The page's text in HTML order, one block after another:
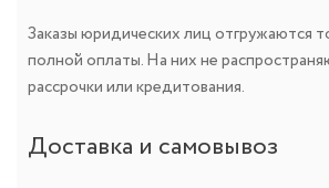
Заказы юридических лиц отгружаются
полной оплаты. На них не
рассрочки или кредитования.
Доставка и самовывоз